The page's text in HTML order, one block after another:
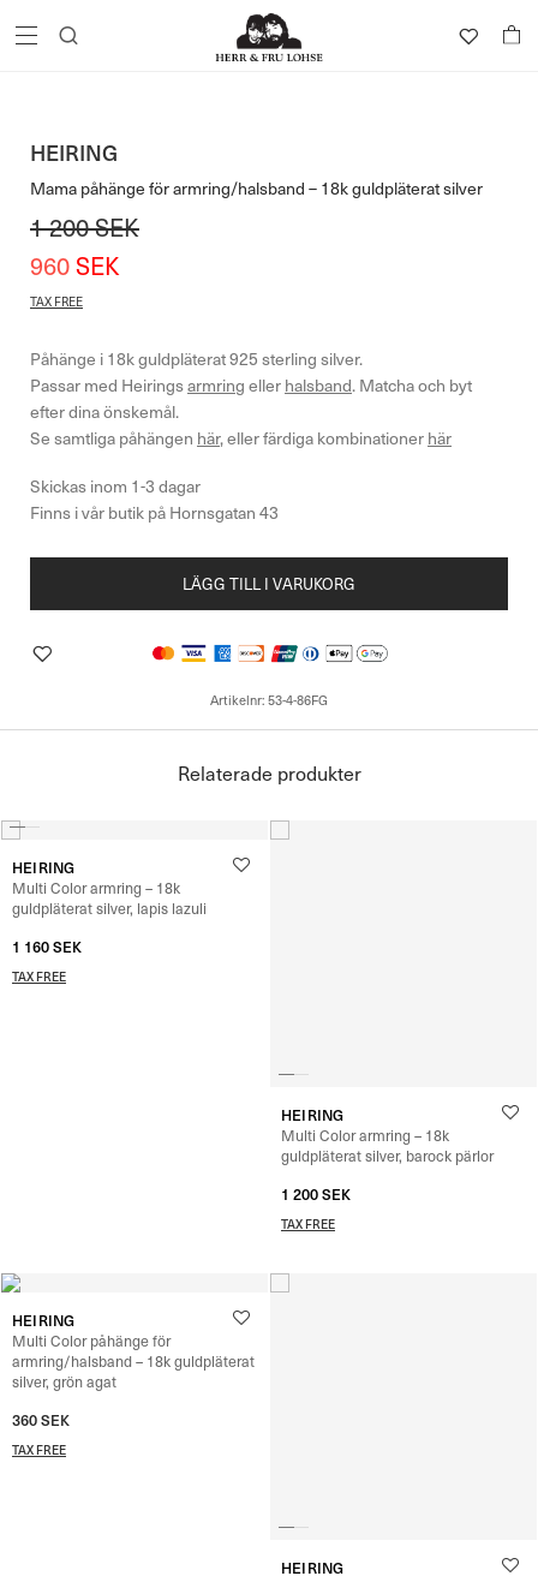
HEIRING
Mama påhänge för armring/halsband – 18k guldpläterat silver
1 200SEK
960SEK
TAX FREE
Påhänge i 18k guldpläterat 925 sterling silver.
Passar med Heiringsarmring eller halsband. Matcha och byt
efter dina önskemål.
Se samtliga påhängen här, eller färdiga kombinationer här
LÄGG TILL I VARUKORG
Artikelnr: 53-4-86FG
Relaterade produkter
HEIRING
Multi Color armring – 18k
guldpläterat silver, lapis lazuli
1 160SEK
TAX FREE
HEIRING
Multi Color armring – 18k
guldpläterat silver, barock pärlor
1 200SEK
TAX FREE
HEIRING
Multi Color påhänge för
armring/halsband – 18k guldpläterat
silver, grön agat
360SEK
TAX FREE
HEIRING